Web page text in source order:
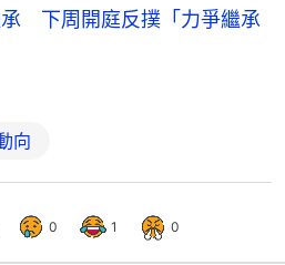
下周開庭反撲「力爭繼承
向
0 1 0